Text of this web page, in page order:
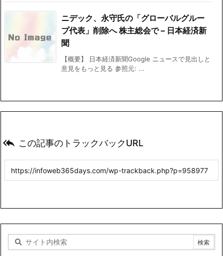
ニデック、永守氏の「グローバルグルー
プ代表」削除へ 株主総会で – 日本経済新
聞
【概要】 日本経済新聞Google ニュースで見出しと
意見をもっと見る 参照元: ...
 この記事のトラックバックURL